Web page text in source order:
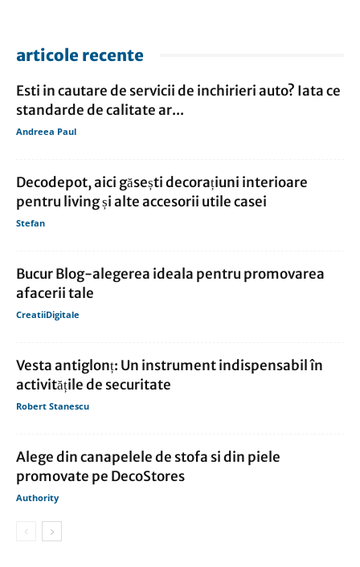
articole recente
Esti in cautare de servicii de inchirieri auto? Iata ce
standarde de calitate ar...
Andreea Paul
Decodepot, aici găsești decorațiuni interioare
pentru living și alte accesorii utile casei
Stefan
Bucur Blog-alegerea ideala pentru promovarea
afacerii tale
CreatiiDigitale
Vesta antiglonț: Un instrument indispensabil în
activitățile de securitate
Robert Stanescu
Alege din canapelele de stofa si din piele
promovate pe DecoStores
Authority